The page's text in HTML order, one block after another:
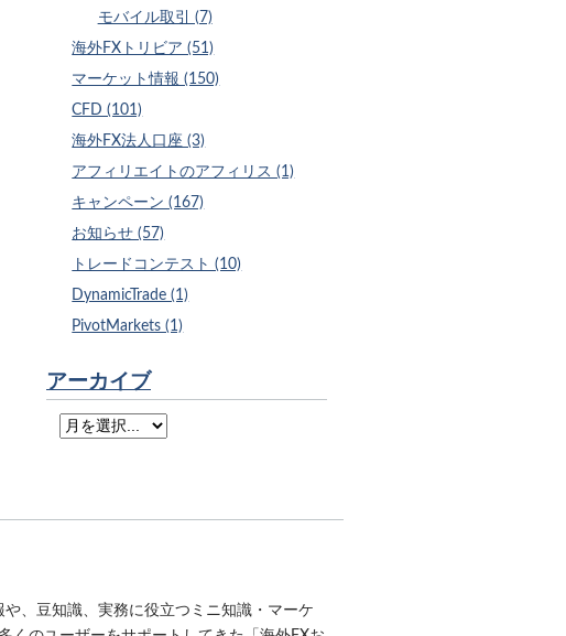
モバイル取引 (7)
海外FXトリビア (51)
マーケット情報 (150)
CFD (101)
海外FX法人口座 (3)
アフィリエイトのアフィリス (1)
キャンペーン (167)
お知らせ (57)
トレードコンテスト (10)
DynamicTrade (1)
PivotMarkets (1)
アーカイブ
、豆知識、実務に役立つミニ知識・マーケ